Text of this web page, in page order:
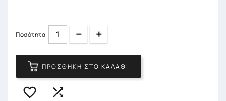
Ποσότητα Quantity
ΠΡΟΣΘΉΚΗ ΣΤΟ ΚΑΛΆΘΙ
 